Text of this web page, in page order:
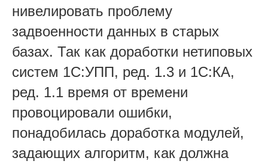
нивелировать проблему
задвоенности данных в старых
базах. Так как доработки нетиповых
систем 1С:УПП, ред. 1.3 и 1С:КА,
ред. 1.1 время от времени
провоцировали ошибки,
понадобилась доработка модулей,
задающих алгоритм, как должна